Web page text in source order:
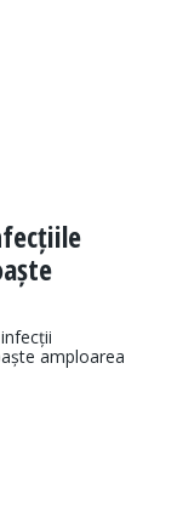
amploarea